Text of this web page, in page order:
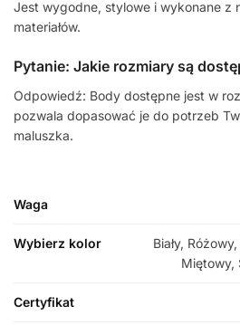
Jest wygodne, stylowe i wykonane z
materiałów.
Pytanie: Jakie rozmiary są
Odpowiedź: Body dostępne jest w
pozwala dopasować je do potrzeb
maluszka.
Waga
Wybierz kolor
Biały,
Miętowy,
Certyfikat